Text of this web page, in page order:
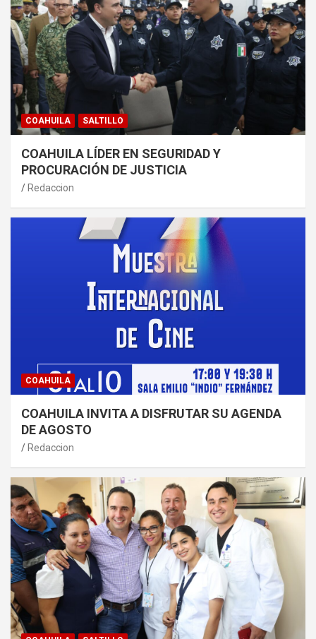
COAHUILA SALTILLO
COAHUILA LÍDER EN SEGURIDAD Y
PROCURACIÓN DE JUSTICIA
Redaccion
COAHUILA
COAHUILA INVITA A DISFRUTAR SU AGENDA
DE AGOSTO
Redaccion